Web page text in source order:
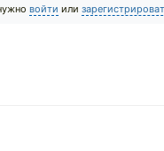
войти или